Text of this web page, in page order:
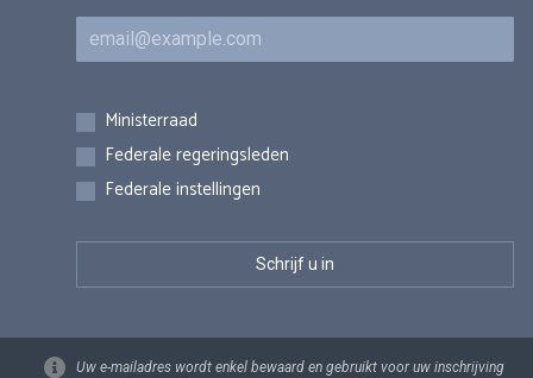
E-mail
Inschrijvingen
Ministerraad
Federale regeringsleden
Federale instellingen
Uw e-mailadres wordt enkel bewaard en gebruikt voor uw inschrijving